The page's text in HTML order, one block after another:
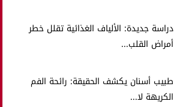
دراسة جديدة: الألياف الغذائية تقلل خطر
أمراض القلب...
طبيب أسنان يكشف الحقيقة: رائحة الفم
الكريهة لا...